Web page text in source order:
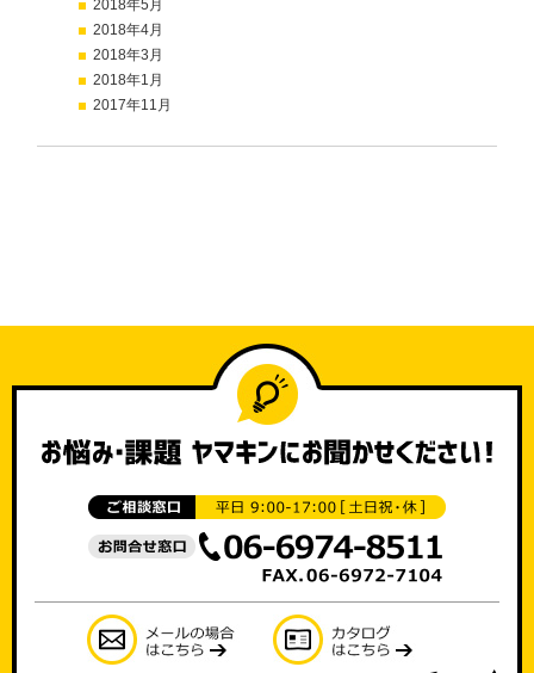
2018年5月
2018年4月
2018年3月
2018年1月
2017年11月